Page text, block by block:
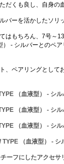
だくも良し、自身の
バーを活かしたソリ
はもちろん、7号～
） - シルバーとのペ
、ペアリングとして
（血液型） - シル
（血液型） - シル
（血液型） - シル
TYPE （血液型） - シ
ーフにしたアクセサ